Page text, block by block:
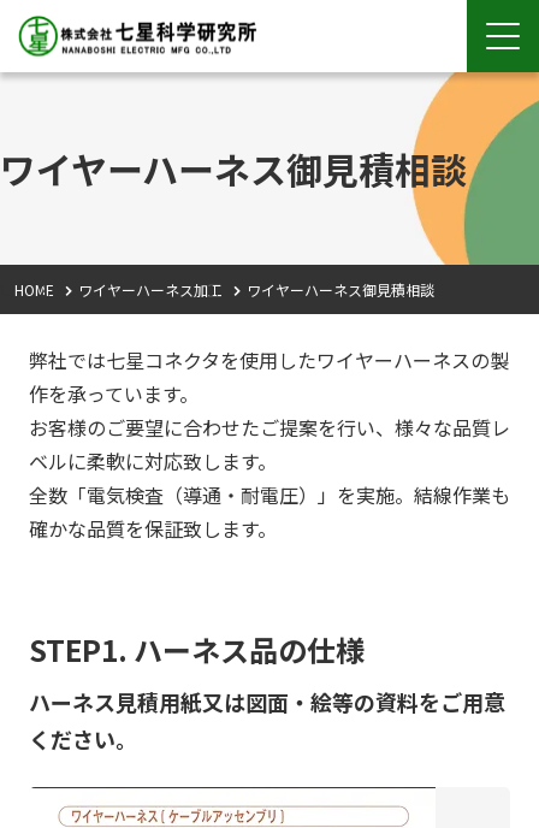
ワイヤーハーネス御見積相談
HOME ワイヤーハーネス加工 ワイヤーハーネス御見積相談
弊社では七星コネクタを使用したワイヤーハーネスの製
作を承っています。
お客様のご要望に合わせたご提案を行い、様々な品質レ
ベルに柔軟に対応致します。
全数「電気検査（導通・耐電圧）」を実施。結線作業も
確かな品質を保証致します。
STEP1. ハーネス品の仕様
ハーネス見積用紙又は図面・絵等の資料をご用意
ください。